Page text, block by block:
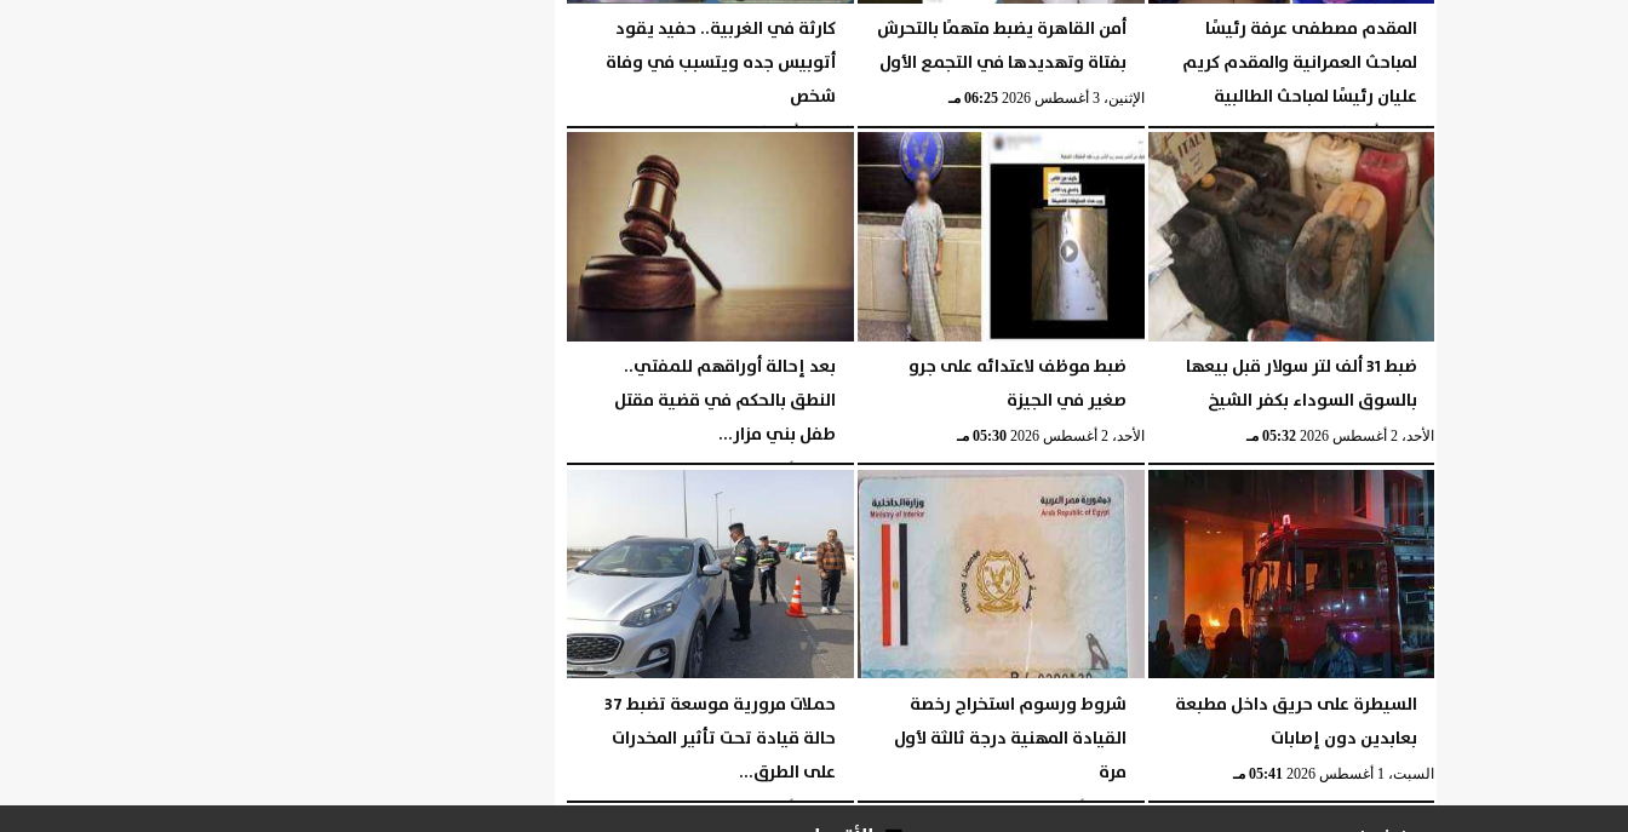
المقدم مصطفى عرفة رئيسًا
لمباحث العمرانية والمقدم كريم
عليان رئيسًا لمباحث الطالبية
الإثنين، 3 أغسطس 2026 06:27 مـ
أمن القاهرة يضبط متهمًا بالتحرش
بفتاة وتهديدها في التجمع الأول
الإثنين، 3 أغسطس 2026 06:25 مـ
كارثة في الغربية.. حفيد يقود
أتوبيس جده ويتسبب في وفاة
شخص
الإثنين، 3 أغسطس 2026 06:24 مـ
ضبط 31 ألف لتر سولار قبل بيعها
بالسوق السوداء بكفر الشيخ
الأحد، 2 أغسطس 2026 05:32 مـ
ضبط موظف لاعتدائه على جرو
صغير في الجيزة
الأحد، 2 أغسطس 2026 05:30 مـ
بعد إحالة أوراقهم للمفتي..
النطق بالحكم في قضية مقتل
طفل بني مزار...
السبت، 1 أغسطس 2026 06:16 مـ
السيطرة على حريق داخل مطبعة
بعابدين دون إصابات
السبت، 1 أغسطس 2026 05:41 مـ
شروط ورسوم استخراج رخصة
القيادة المهنية درجة ثالثة لأول
مرة
السبت، 1 أغسطس 2026 05:40 مـ
حملات مرورية موسعة تضبط 37
حالة قيادة تحت تأثير المخدرات
على الطرق...
السبت، 1 أغسطس 2026 05:39 مـ